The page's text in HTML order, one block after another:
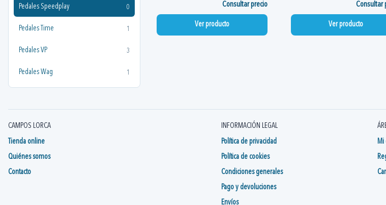
Pedales Speedplay 0
Pedales Time 1
Pedales VP 3
Pedales Wag 1
Consultar precio
Ver producto
Consultar
Ver producto
CAMPOS LORCA
Tienda online
Quiénes somos
Contacto
INFORMACIÓN LEGAL
Política de privacidad
Política de cookies
Condiciones generales
Pago y devoluciones
Envíos
Mi